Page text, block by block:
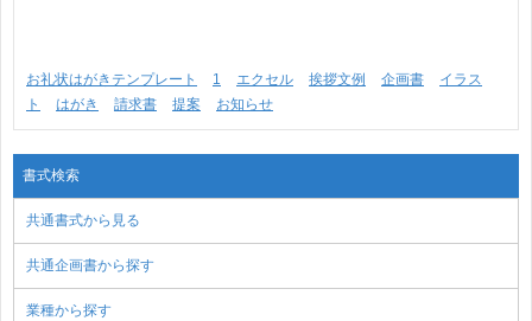
お礼状はがきテンプレート 1 エクセル 挨拶文例 企画書
イラス
ト
はがき 請求書 提案 お知らせ
書式検索
共通書式から見る
共通企画書から探す
業種から探す